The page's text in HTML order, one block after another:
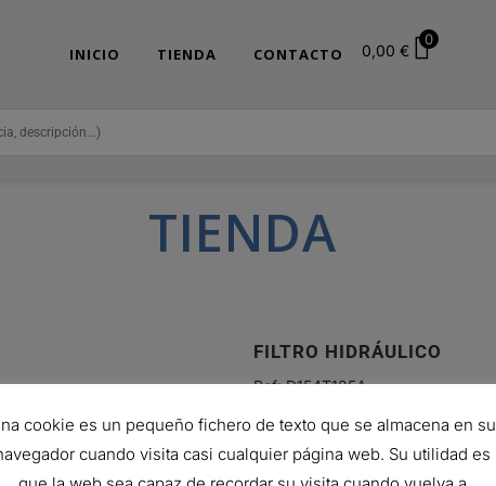
INICIO TIENDA CONTACTO 0,00 €
0
TIENDA
FILTRO HIDRÁULICO
Ref: D154T125A
69,01 €
Hay existencias (puede reservarse)
cookie es un pequeño fichero de texto que se almacena en su
cuando visita casi cualquier página web. Su utilidad es